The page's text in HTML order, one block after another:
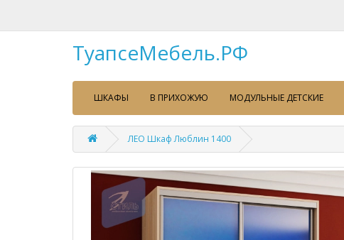
ТуапсеМебель.РФ
ШКАФЫ В ПРИХОЖУЮ МОДУЛЬНЫЕ ДЕТСКИЕ
ЛЕО Шкаф Люблин 1400